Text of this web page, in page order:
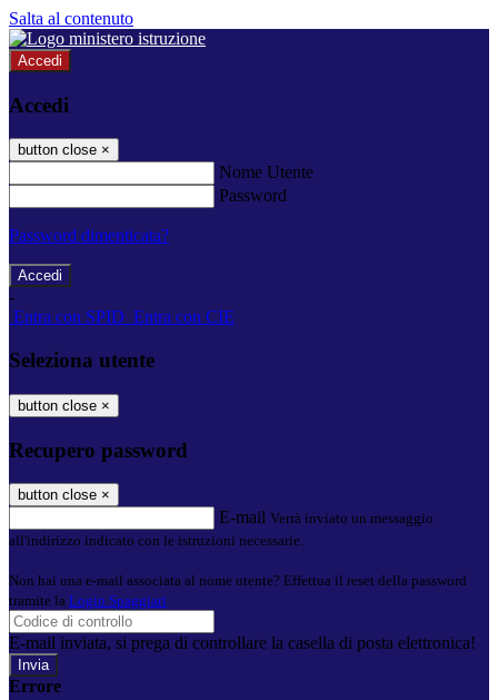
Salta al contenuto
Accedi
Accedi
button close ×
Nome Utente
Password
Password dimenticata?
-
Entra con SPID Entra con CIE
Seleziona utente
button close ×
Recupero password
button close ×
E-mail Verrà inviato un messaggio
all'indirizzo indicato con le istruzioni necessarie.
Non hai una e-mail associata al nome utente? Effettua il reset della password
tramite la Login Spaggiari
E-mail inviata, si prega di controllare la casella di posta elettronica!
Errore